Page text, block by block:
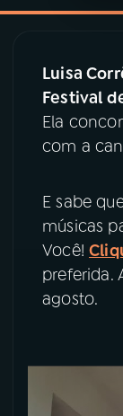
05
06
07
ACOMPANHE A
Luisa
Festival
Ela
com a
E sabe
músicas
Você!
preferida.
agosto.